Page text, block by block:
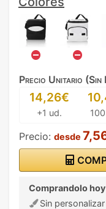
Precio Unitario (Sin
14,26€
+1 ud.
Precio: desde
Comprandolo
Sin personalizar